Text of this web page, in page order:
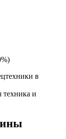
в
техника и